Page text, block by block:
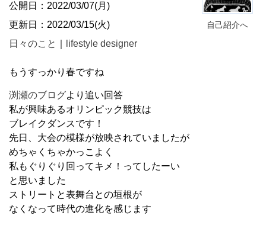
自己紹介へ
公開日：2022/03/07(月)
更新日：2022/03/15(火)
日々のこと
lifestyle designer
もうすっかり春ですね
渕瀬のブログより追い回答
私が興味あるオリンピック競技は
ブレイクダンスです！
先日、大会の模様が放映されていましたが
めちゃくちゃかっこよく
私もぐりぐり回ってキメ！ってしたーい
と思いました
ストリートと表舞台との垣根が
なくなって時代の進化を感じます